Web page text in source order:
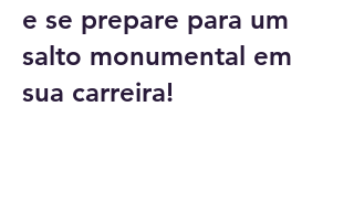
e se prepare para um
salto monumental em
sua carreira!